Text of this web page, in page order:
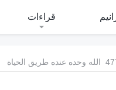
قراءات
عنده طريق الحياة